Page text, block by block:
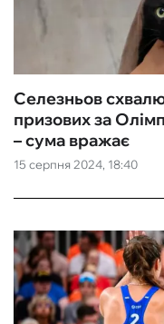
15 серпня 2024, 18:40
Селезньов
призових за
– сума вражає